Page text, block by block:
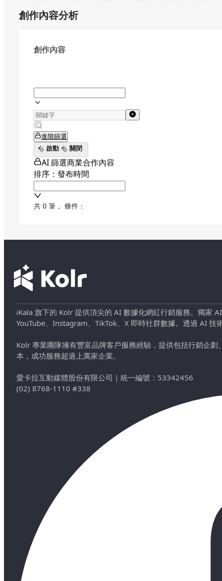
創作內容分析
創作內容
進階篩選
啟動
關閉
AI 篩選商業合作內容
排序：發布時間
共 0 筆 ， 條件：
iKala 旗下的 Kolr 提供頂尖的 AI 數據化網紅行銷服務。獨家
YouTube、Instagram、TikTok、X 即時社群數據。透過 AI
Kolr 專業團隊擁有豐富品牌客戶服務經驗，提供包括行銷企
本，成功服務超過上萬家企業。
愛卡拉互動媒體股份有限公司 ｜ 統一編號：53342456
(02) 8768-1110 #338